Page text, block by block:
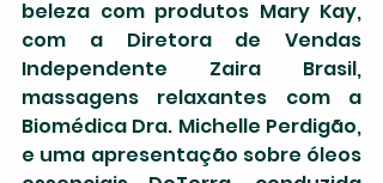
beleza com produtos Mary Kay,
com a Diretora de Vendas
Independente Zaira Brasil,
massagens relaxantes com a
Biomédica Dra. Michelle Perdigão,
e uma apresentação sobre óleos